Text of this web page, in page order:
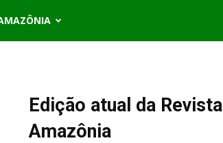
Edição atual da Revista
Amazônia